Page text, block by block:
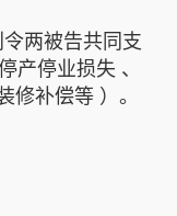
两被告共同支
停业损失 、
补偿等 ）。